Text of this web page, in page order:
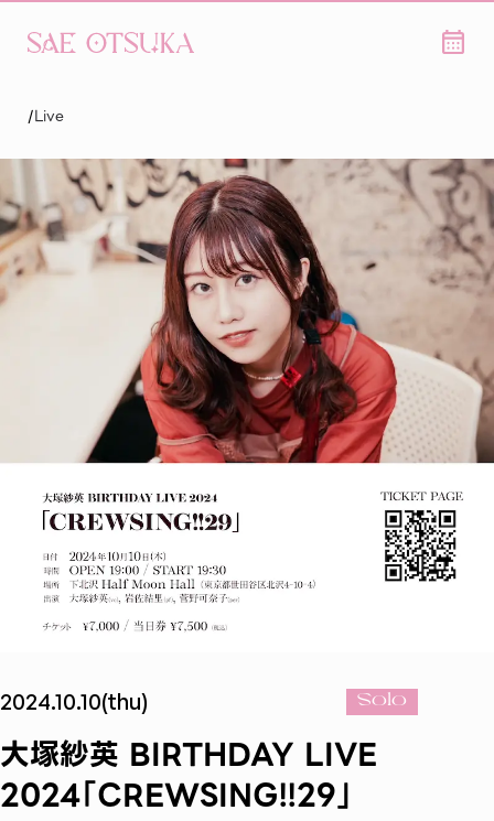
/Live
Solo
2024.10.10(thu)
大塚紗英 BIRTHDAY LIVE
2024「CREWSING!!29」